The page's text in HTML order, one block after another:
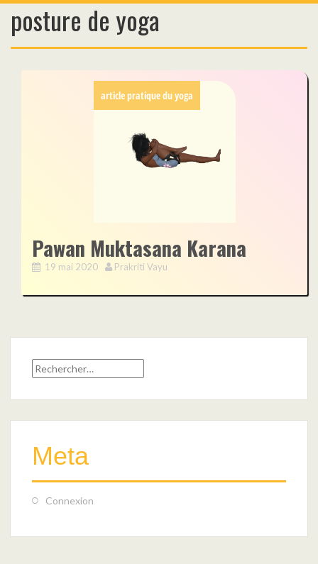
Skip
content
posture de yoga
article pratique du yoga
Pawan Muktasana Karana
19 mai 2020 Prakriti Vayu
Rechercher :
Meta
Connexion